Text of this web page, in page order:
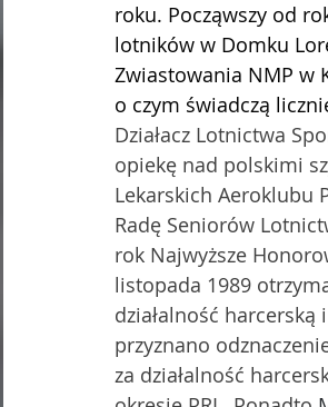
roku. Począwszy od
lotników w Domku
Zwiastowania NMP w
o czym świadczą
Działacz Lotnictwa
opiekę nad polskimi
Lekarskich Aeroklubu
Radę Seniorów
rok Najwyższe
listopada 1989
działalność
przyznano
za działalność